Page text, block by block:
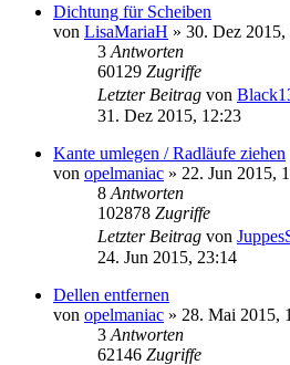
Dichtung für Scheiben
von LisaMariaH » 30. Dez 2015,
3 Antworten
60129 Zugriffe
Letzter Beitrag von
31. Dez 2015, 12:23
Kante umlegen / Radläufe ziehen
von opelmaniac » 22. Jun 2015,
8 Antworten
102878 Zugriffe
Letzter Beitrag von
24. Jun 2015, 23:14
Dellen entfernen
von opelmaniac » 28. Mai 2015,
3 Antworten
62146 Zugriffe